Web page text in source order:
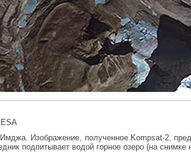
Изображение, полученное Kompsat-2,
подпитывает водой горное озеро (на снимке